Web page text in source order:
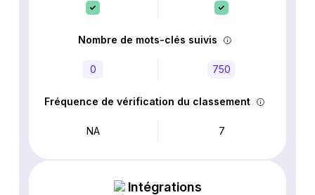
Nombre de mots-clés suivis
0 750
Fréquence de vérification du classement
NA 7
Intégrations